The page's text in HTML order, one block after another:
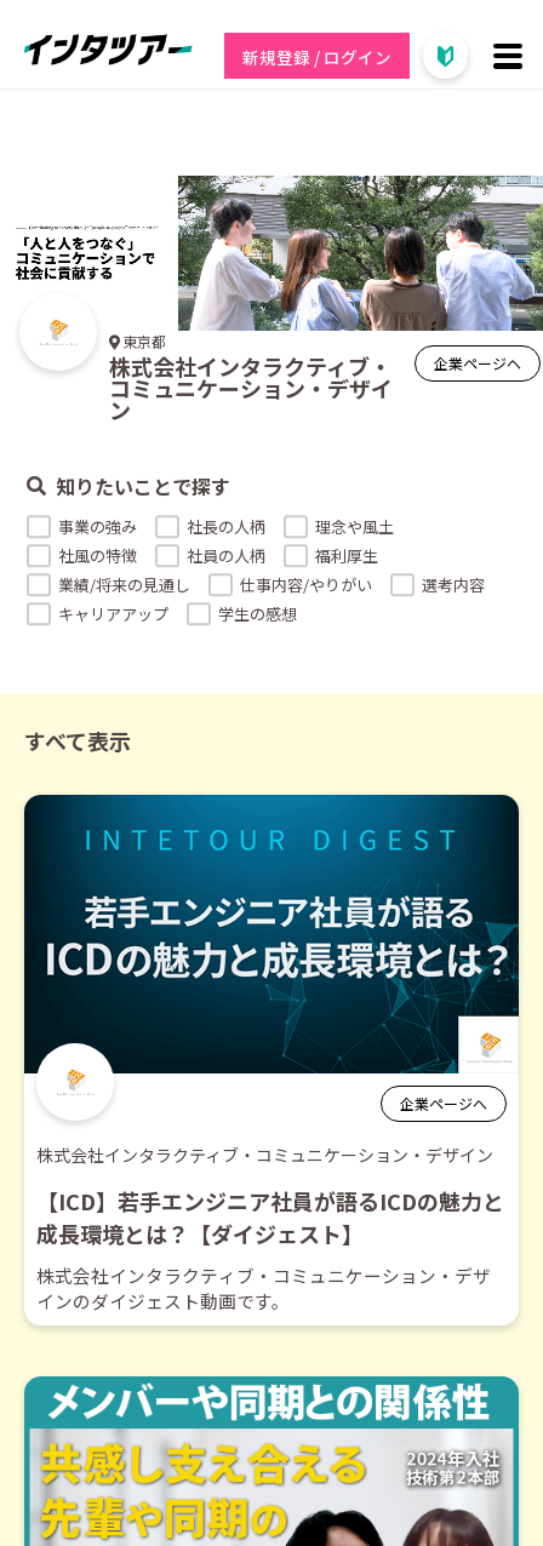
新規登録 / ログイン
東京都
株式会社インタラクティブ・
コミュニケーション・デザイ
ン
企業ページへ
知りたいことで探す
事業の強み 社長の人柄
理念や風土
社風の特徴
社員の人柄
福利厚生
業績/将来の見通し
仕事内容/やりがい
選考内容
キャリアアップ
学生の感想
すべて表示
企業ページへ
株式会社インタラクティブ・コミュニケーション・デザイン
【ICD】若手エンジニア社員が語るICDの魅力と
成長環境とは？【ダイジェスト】
株式会社インタラクティブ・コミュニケーション・デザ
インのダイジェスト動画です。